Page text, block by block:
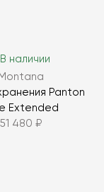
В наличии
Montana
Panton
Extended
51 480 ₽